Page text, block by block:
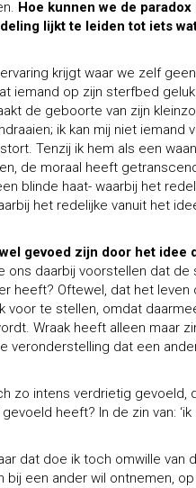
Hoe kunnen we de
lijkt te leiden tot iets
krijgt waar we zelf
iemand op zijn sterfbed
de geboorte van zijn
ik kan mij niet iemand
Tenzij ik hem als een
de moraal heeft
blinde haat- waarbij het
het redelijke vanuit het
gevoed zijn door het idee
ons daarbij voorstellen dat
heeft? Oftewel, dat het
voor te stellen, omdat
Wraak heeft alleen maar
veronderstelling dat een
zo intens verdrietig gevoeld,
heeft? In de zin van:
dat doe ik toch omwille van
een ander wil ontnemen,